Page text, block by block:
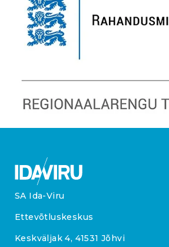
SA Ida-Viru
Ettevõtluskeskus
Keskväljak 4, 41531 Jõhvi